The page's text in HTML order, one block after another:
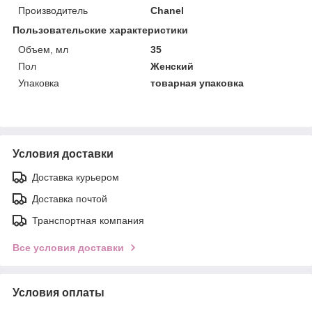
Производитель
Chanel
Пользовательские характеристики
Объем, мл
35
Пол
Женский
Упаковка
товарная упаковка
Условия доставки
Доставка курьером
Доставка почтой
Транспортная компания
Все условия доставки
Условия оплаты